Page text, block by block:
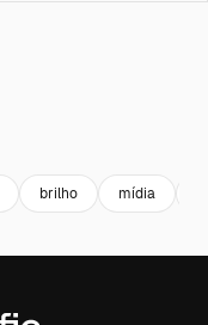
brilho mídia